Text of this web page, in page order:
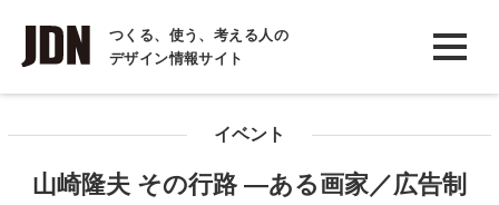
つくる、使う、考える人の
デザイン情報サイト
INTERVIEW
インタビュー
イベント
山崎隆夫 その行路 ―ある画家／広告制